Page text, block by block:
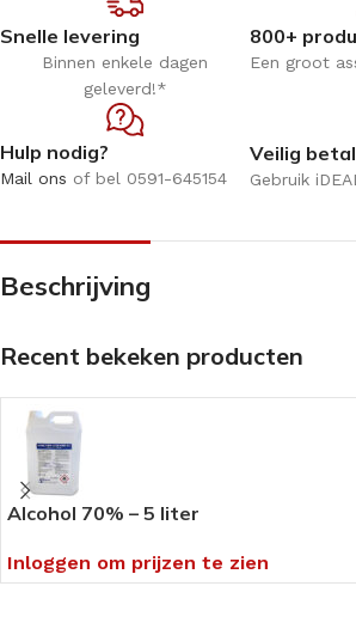
Snelle levering
Binnen enkele dagen
geleverd!*
800+
Een groot
Hulp nodig?
Mail ons of bel 0591-645154
Veilig
Gebruik
Beschrijving
Recent bekeken producten
Alcohol 70% – 5 liter
Inloggen om prijzen te zien